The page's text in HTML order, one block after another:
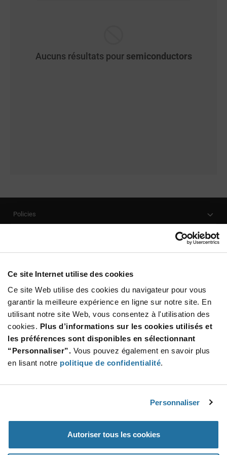
Ce site Internet utilise des cookies
Ce site Web utilise des cookies du navigateur pour vous
garantir la meilleure expérience en ligne sur notre site. En
utilisant notre site Web, vous consentez à l'utilisation des
cookies. Plus d’informations sur les cookies utilisés et
les préférences sont disponibles en sélectionnant
“Personnaliser”. Vous pouvez également en savoir plus
en lisant notre politique de confidentialité.
Personnaliser
Autoriser tous les cookies
Aucuns résultats pour semiconductors
Policies
Customer Care
Stay Connected!
SUBSCRIBE TO OUR NEWSLETTER
Be at the Forefront of New Technology Innovations
subscribe
button
SUBSCRIBE
Terms & Conditions|Terms of Use|Accessibility